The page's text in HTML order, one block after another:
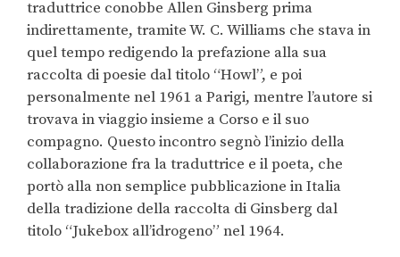
traduttrice conobbe Allen Ginsberg prima
indirettamente, tramite W. C. Williams che stava in
quel tempo redigendo la prefazione alla sua
raccolta di poesie dal titolo “Howl”, e poi
personalmente nel 1961 a Parigi, mentre l’autore si
trovava in viaggio insieme a Corso e il suo
compagno. Questo incontro segnò l’inizio della
collaborazione fra la traduttrice e il poeta, che
portò alla non semplice pubblicazione in Italia
della tradizione della raccolta di Ginsberg dal
titolo “Jukebox all’idrogeno” nel 1964.